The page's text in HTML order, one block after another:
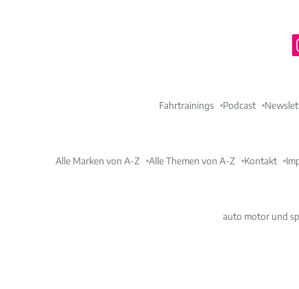
Fahrtrainings Podcast
Alle Marken von A-Z Alle Themen von A-Z Kontakt
auto motor und